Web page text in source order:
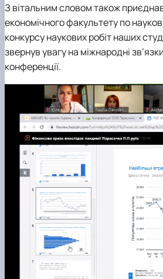
З вітальним словом також
економічного факультету по
конкурсу наукових робіт наших
звернув увагу на міжнародні
конференції.